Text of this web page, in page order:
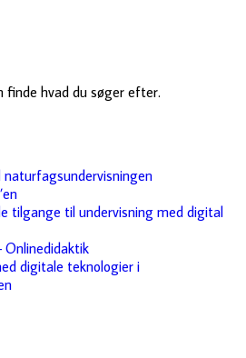
finde hvad du søger efter.
tilgange til undervisning med digital
digitale teknologier i